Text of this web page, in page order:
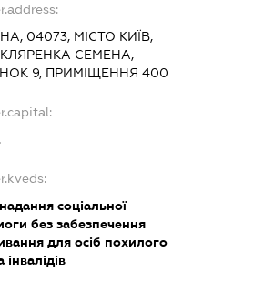
04073, МІСТО КИЇВ,
СЕМЕНА,
9, ПРИМІЩЕННЯ 400
соціальної
без забезпечення
для осіб похилого
інвалідів